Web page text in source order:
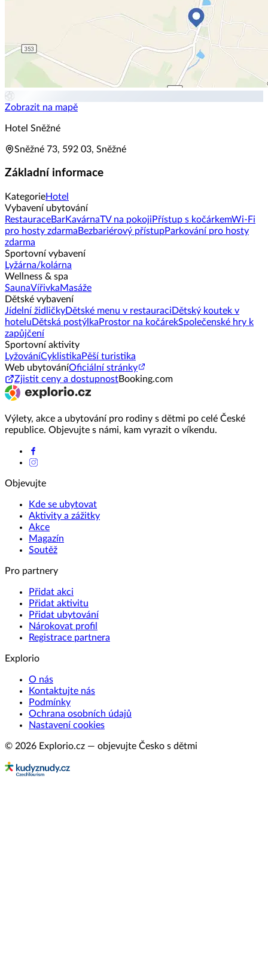
Zobrazit na mapě
Hotel Sněžné
Sněžné 73, 592 03, Sněžné
Základní informace
KategorieHotel
Vybavení ubytování
RestauraceBarKavárnaTV na pokoji Přístup s kočárkemWi-Fi
pro hosty zdarma Bezbariérový přístupParkování pro hosty
zdarma
Sportovní vybavení
Lyžárna/kolárna
Wellness & spa
SaunaVířivkaMasáže
Dětské vybavení
Jídelní židličkyDětské menu v restauraci Dětský koutek v
hotelu Dětská postýlka Prostor na kočárekSpolečenské hry k
zapůjčení
Sportovní aktivity
LyžováníCyklistika Pěší turistika
Web ubytováníOficiální stránky
Zjistit ceny a dostupnostBooking.com
Výlety, akce a ubytování pro rodiny s dětmi po celé České
republice. Objevujte s námi, kam vyrazit o víkendu.
Objevujte
Kde se ubytovat
Aktivity a zážitky
Akce
Magazín
Soutěž
Pro partnery
Přidat akci
Přidat aktivitu
Přidat ubytování
Nárokovat profil
Registrace partnera
Explorio
O nás
Kontaktujte nás
Podmínky
Ochrana osobních údajů
Nastavení cookies
© 2026 Explorio.cz — objevujte Česko s dětmi